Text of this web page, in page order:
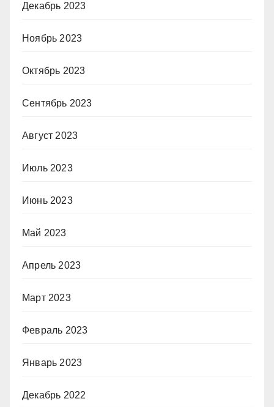
Декабрь 2023
Ноябрь 2023
Октябрь 2023
Сентябрь 2023
Август 2023
Июль 2023
Июнь 2023
Май 2023
Апрель 2023
Март 2023
Февраль 2023
Январь 2023
Декабрь 2022